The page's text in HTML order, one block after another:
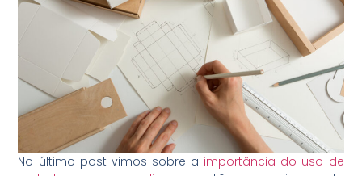
No último post vimos sobre a importância do uso de